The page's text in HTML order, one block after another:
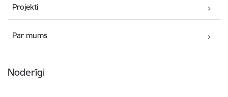
Projekti
Par mums
Noderīgi